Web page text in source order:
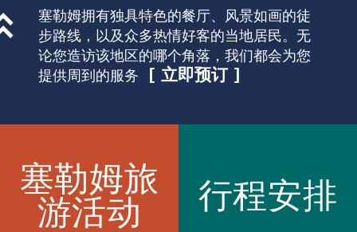
塞勒姆拥有独具特色的餐厅、风景如画的徒
步路线，以及众多热情好客的当地居民。无
论您造访该地区的哪个角落，我们都会为您
提供周到的服务
立即预订
塞勒姆旅
游活动
行程安排